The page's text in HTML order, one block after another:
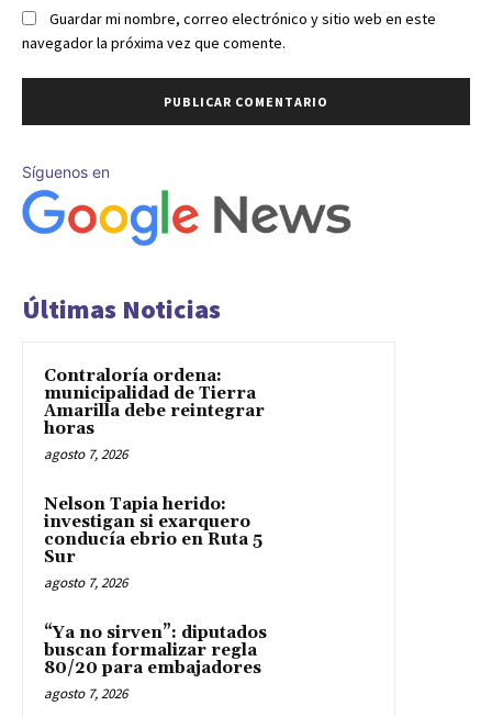
Guardar mi nombre, correo electrónico y sitio web en este
navegador la próxima vez que comente.
Síguenos en
Últimas Noticias
Contraloría ordena:
municipalidad de Tierra
Amarilla debe reintegrar
horas
agosto 7, 2026
Nelson Tapia herido:
investigan si exarquero
conducía ebrio en Ruta 5
Sur
agosto 7, 2026
“Ya no sirven”: diputados
buscan formalizar regla
80/20 para embajadores
agosto 7, 2026